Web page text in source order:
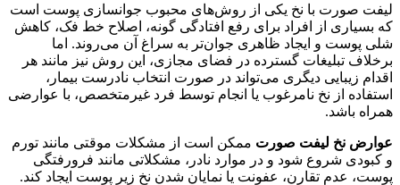
لیفت صورت با نخ یکی از روش‌های محبوب جوانسازی پوست است
که بسیاری از افراد برای رفع افتادگی گونه، اصلاح خط فک، کاهش
شلی پوست و ایجاد ظاهری جوان‌تر به سراغ آن می‌روند. اما
برخلاف تبلیغات گسترده در فضای مجازی، این روش نیز مانند هر
اقدام زیبایی دیگری می‌تواند در صورت انتخاب نادرست بیمار،
استفاده از نخ نامرغوب یا انجام توسط فرد غیرمتخصص، با عوارضی
همراه باشد.
عوارض نخ لیفت صورت ممکن است از مشکلات موقتی مانند تورم
و کبودی شروع شود و در موارد نادر، مشکلاتی مانند فرورفتگی
پوست، عدم تقارن، عفونت یا نمایان شدن نخ زیر پوست ایجاد کند.